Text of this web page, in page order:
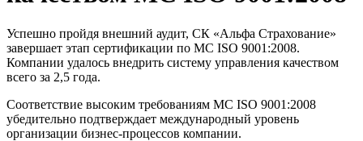
Успешно пройдя внешний аудит, СК «Альфа Страхование»
завершает этап сертификации по МС ISO 9001:2008.
Компании удалось внедрить систему управления качеством
всего за 2,5 года.
Соответствие высоким требованиям МС ISO 9001:2008
убедительно подтверждает международный уровень
организации бизнес-процессов компании.